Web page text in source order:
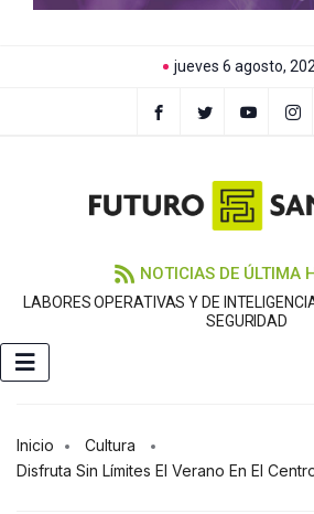
jueves 6 agosto,
NOTICIAS DE ÚLTIMA
LABORES OPERATIVAS Y DE
SEGURIDAD
Inicio
Cultura
Disfruta Sin Límites El Verano En El